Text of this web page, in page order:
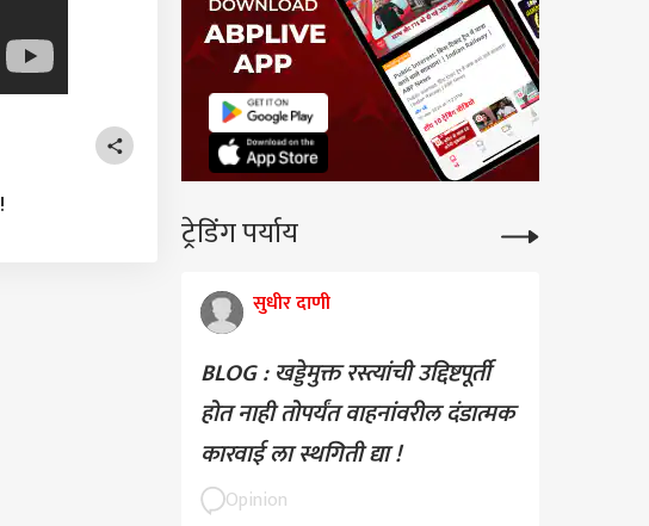
ट्रेडिंग पर्याय
सुधीर दाणी
BLOG : खड्डेमुक्त रस्त्यांची उद्दिष्टपूर्ती
होत नाही तोपर्यंत वाहनांवरील दंडात्मक
कारवाई ला स्थगिती द्या !
Opinion